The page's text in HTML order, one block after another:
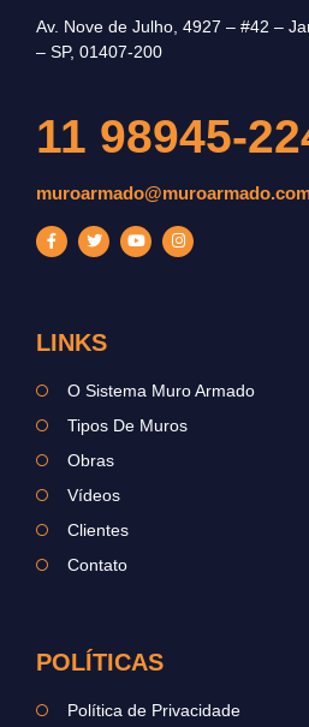
Av. Nove de Julho, 4927 – #42 –
– SP, 01407-200
11 98945-
LINKS
O Sistema Muro Armado
Tipos De Muros
Obras
Vídeos
Clientes
Contato
POLÍTICAS
Política de Privacidade